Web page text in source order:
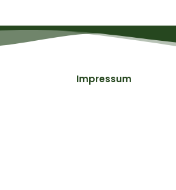
Impressum